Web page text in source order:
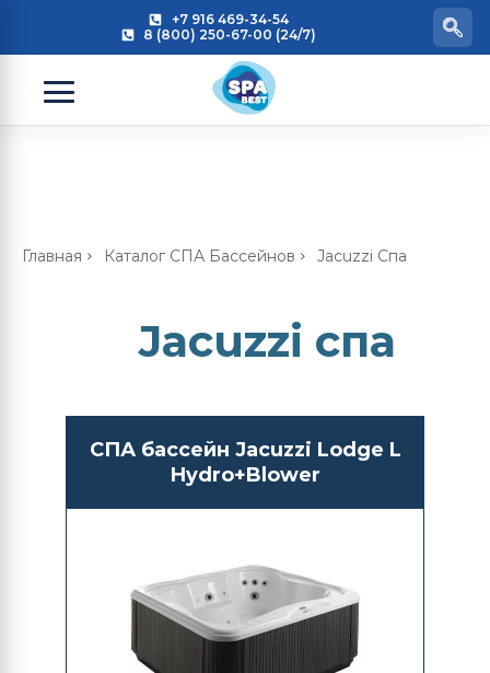
+7 916 469-34-54
8 (800) 250-67-00 (24/7)
Главная Каталог СПА Бассейнов Jacuzzi Спа
Jacuzzi спа
СПА бассейн Jacuzzi Lodge L
Hydro+Blower